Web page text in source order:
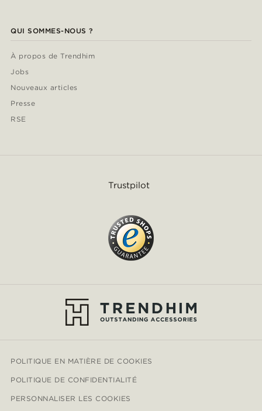
QUI SOMMES-NOUS ?
À propos de Trendhim
Jobs
Nouveaux articles
Presse
RSE
Trustpilot
POLITIQUE EN MATIÈRE DE COOKIES
POLITIQUE DE CONFIDENTIALITÉ
PERSONNALISER LES COOKIES